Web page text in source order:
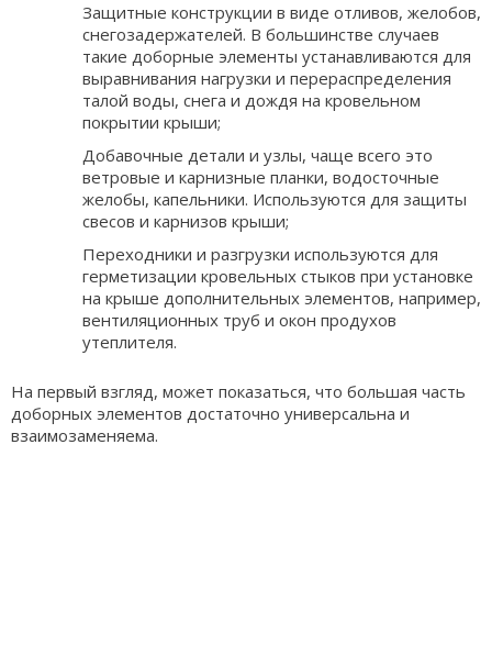
Защитные конструкции в виде отливов, желобов,
снегозадержателей. В большинстве случаев
такие доборные элементы устанавливаются для
выравнивания нагрузки и перераспределения
талой воды, снега и дождя на кровельном
покрытии крыши;
Добавочные детали и узлы, чаще всего это
ветровые и карнизные планки, водосточные
желобы, капельники. Используются для защиты
свесов и карнизов крыши;
Переходники и разгрузки используются для
герметизации кровельных стыков при установке
на крыше дополнительных элементов, например,
вентиляционных труб и окон продухов
утеплителя.
На первый взгляд, может показаться, что большая часть
доборных элементов достаточно универсальна и
взаимозаменяема.